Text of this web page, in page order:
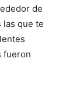
de
las que te
fueron